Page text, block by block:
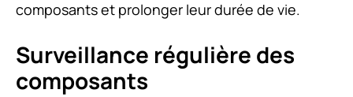
composants et prolonger leur durée de vie.
Surveillance régulière des
composants